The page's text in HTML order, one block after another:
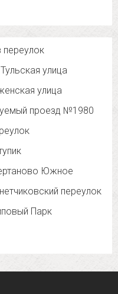
улица
улица
проезд №1980
Южное
переулок
Парк